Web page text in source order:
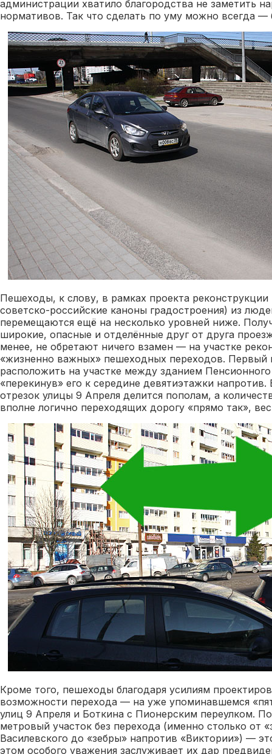
администрации хватило благородства не заметить
нормативов. Так что сделать по уму можно всегда
Пешеходы, к слову, в рамках проекта
советско-российские каноны градостроения) из
перемещаются ещё на несколько уровней ниже.
широкие, опасные и отделённые друг от друга
менее, не обретают ничего взамен — на участке
«жизненно важных» пешеходных переходов. Первый
расположить на участке между зданием
«перекинув» его к середине девятиэтажки
отрезок улицы 9 Апреля делится пополам, а
вполне логично переходящих дорогу «прямо так»,
Кроме того, пешеходы благодаря усилиям
возможности перехода — на уже упоминавшемся
улиц 9 Апреля и Боткина с Пионерским переулком.
метровый участок без перехода (именно столько от
Василевского до «зебры» напротив «Виктории») —
этом особого уважения заслуживает их дар